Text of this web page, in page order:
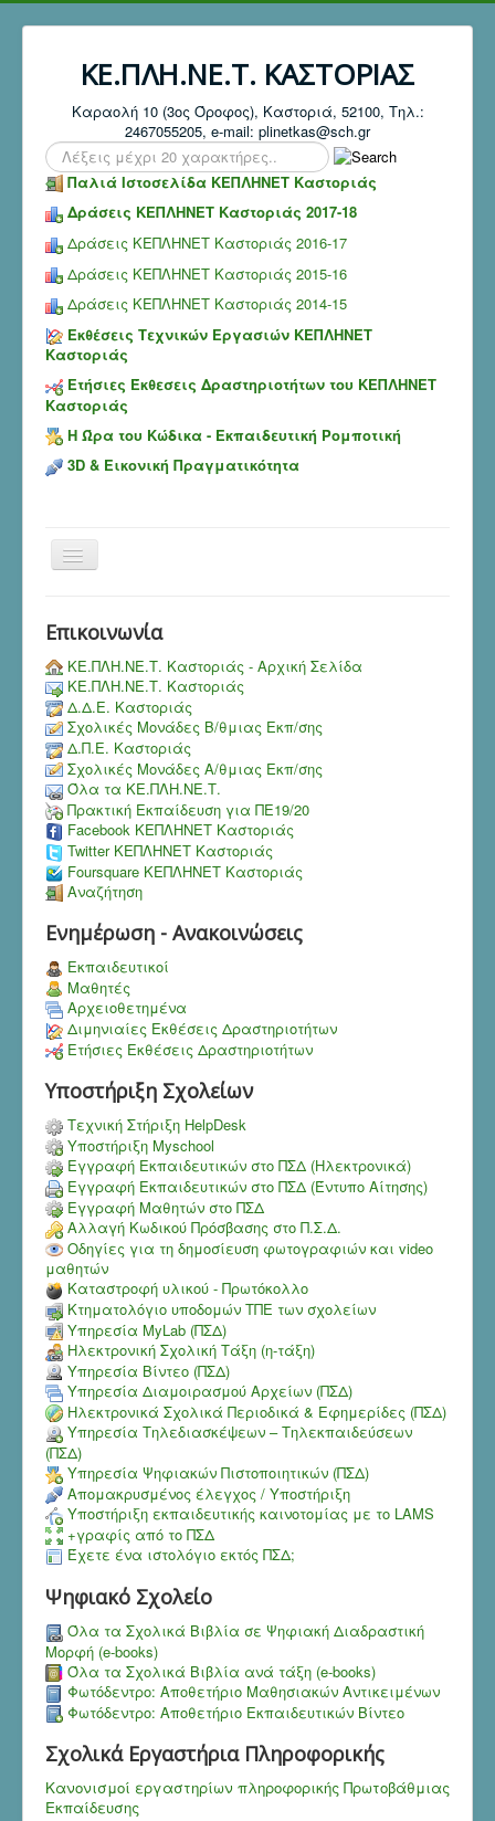
ΚΕ.ΠΛΗ.ΝΕ.Τ. ΚΑΣΤΟΡΙΑΣ
Καραολή 10 (3ος Όροφος), Καστοριά, 52100, Τηλ.:
2467055205, e-mail: plinetkas@sch.gr
Search
...
Παλιά Ιστοσελίδα ΚΕΠΛΗΝΕΤ Καστοριάς
Δράσεις ΚΕΠΛΗΝΕΤ Καστοριάς 2017-18
Δράσεις ΚΕΠΛΗΝΕΤ Καστοριάς 2016-17
Δράσεις ΚΕΠΛΗΝΕΤ Καστοριάς 2015-16
Δράσεις ΚΕΠΛΗΝΕΤ Καστοριάς 2014-15
Εκθέσεις Τεχνικών Εργασιών ΚΕΠΛΗΝΕΤ
Καστοριάς
Ετήσιες Έκθεσεις Δραστηριοτήτων του ΚΕΠΛΗΝΕΤ
Καστοριάς
Η Ώρα του Κώδικα - Εκπαιδευτική Ρομποτική
3D & Εικονική Πραγματικότητα
Toggle
Navigation
Επικοινωνία
ΚΕ.ΠΛΗ.ΝΕ.Τ. Καστοριάς - Αρχική Σελίδα
ΚΕ.ΠΛΗ.ΝΕ.Τ. Καστοριάς
Δ.Δ.Ε. Καστοριάς
Σχολικές Μονάδες Β/θμιας Εκπ/σης
Δ.Π.Ε. Καστοριάς
Σχολικές Μονάδες Α/θμιας Εκπ/σης
Όλα τα ΚΕ.ΠΛΗ.ΝΕ.Τ.
Πρακτική Εκπαίδευση για ΠΕ19/20
Facebook ΚΕΠΛΗΝΕΤ Καστοριάς
Twitter ΚΕΠΛΗΝΕΤ Καστοριάς
Foursquare ΚΕΠΛΗΝΕΤ Καστοριάς
Αναζήτηση
Ενημέρωση - Ανακοινώσεις
Εκπαιδευτικοί
Μαθητές
Αρχειοθετημένα
Διμηνιαίες Εκθέσεις Δραστηριοτήτων
Ετήσιες Εκθέσεις Δραστηριοτήτων
Υποστήριξη Σχολείων
Τεχνική Στήριξη HelpDesk
Υποστήριξη Myschool
Εγγραφή Εκπαιδευτικών στο ΠΣΔ (Ηλεκτρονικά)
Εγγραφή Εκπαιδευτικών στο ΠΣΔ (Έντυπο Αίτησης)
Εγγραφή Μαθητών στο ΠΣΔ
Αλλαγή Κωδικού Πρόσβασης στο Π.Σ.Δ.
Οδηγίες για τη δημοσίευση φωτογραφιών και video
μαθητών
Καταστροφή υλικού - Πρωτόκολλο
Κτηματολόγιο υποδομών ΤΠΕ των σχολείων
Υπηρεσία MyLab (ΠΣΔ)
Ηλεκτρονική Σχολική Τάξη (η-τάξη)
Υπηρεσία Bίντεο (ΠΣΔ)
Υπηρεσία Διαμοιρασμού Αρχείων (ΠΣΔ)
Ηλεκτρονικά Σχολικά Περιοδικά & Εφημερίδες (ΠΣΔ)
Υπηρεσία Τηλεδιασκέψεων – Τηλεκπαιδεύσεων
(ΠΣΔ)
Υπηρεσία Ψηφιακών Πιστοποιητικών (ΠΣΔ)
Aπομακρυσμένος έλεγχος / Υποστήριξη
Υποστήριξη εκπαιδευτικής καινοτομίας με το LAMS
+γραφίς από το ΠΣΔ
Έχετε ένα ιστολόγιο εκτός ΠΣΔ;
Ψηφιακό Σχολείο
Όλα τα Σχολικά Βιβλία σε Ψηφιακή Διαδραστική
Μορφή (e-books)
Όλα τα Σχολικά Βιβλία ανά τάξη (e-books)
Φωτόδεντρο: Αποθετήριο Μαθησιακών Αντικειμένων
Φωτόδεντρο: Αποθετήριο Εκπαιδευτικών Βίντεο
Σχολικά Εργαστήρια Πληροφορικής
Κανονισμοί εργαστηρίων πληροφορικής Πρωτοβάθμιας
Εκπαίδευσης